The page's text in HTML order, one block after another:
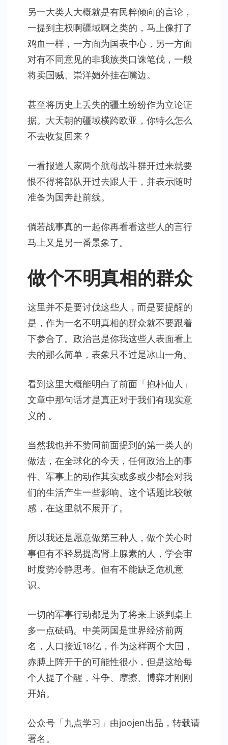
另一大类人大概就是有民粹倾向的言论，
一提到主权啊疆域啊之类的，马上像打了
鸡血一样，一方面为国表中心，另一方面
对有不同意见的非我族类口诛笔伐，一般
将卖国贼、崇洋媚外挂在嘴边。
甚至将历史上丢失的疆土纷纷作为立论证
据。大天朝的疆域横跨欧亚，你特么怎么
不去收复回来？
一看报道人家两个航母战斗群开过来就要
恨不得将部队开过去跟人干，并表示随时
准备为国奔赴前线。
倘若战事真的一起你再看看这些人的言行
马上又是另一番景象了。
做个不明真相的群众
这里并不是要讨伐这些人，而是要提醒的
是，作为一名不明真相的群众就不要跟着
下参合了。政治岂是你我这些人表面看上
去的那么简单，表象只不过是冰山一角。
看到这里大概能明白了前面「抱朴仙人」
文章中那句话才是真正对于我们有现实意
义的 。
当然我也并不赞同前面提到的第一类人的
做法，在全球化的今天，任何政治上的事
件、军事上的动作其实或多或少都会对我
们的生活产生一些影响。这个话题比较敏
感，在这里就不展开了。
所以我还是愿意做第三种人，做个关心时
事但有不轻易提高肾上腺素的人，学会审
时度势冷静思考。但有不能缺乏危机意
识。
一切的军事行动都是为了将来上谈判桌上
多一点砝码。中美两国是世界经济前两
名，人口接近18亿，作为这样两个大国，
赤膊上阵开干的可能性很小，但是这给每
个人提了个醒，斗争、摩擦、博弈才刚刚
开始。
公众号「九点学习」由joojen出品，转载请
署名。